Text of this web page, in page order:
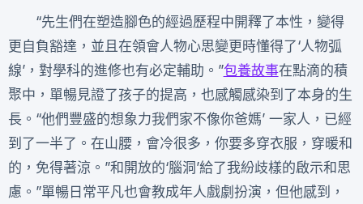
“先生們在塑造腳色的經過歷程中開釋了本性，變得
更自負豁達，並且在領會人物心思變更時懂得了‘人物弧
線’，對學科的進修也有必定輔助。”包養故事在點滴的積
聚中，單暢見證了孩子的提高，也感觸感染到了本身的生
長。“他們豐盛的想象力我們家不像你爸媽’ 一家人，已經
到了一半了。在山腰，會冷很多，你要多穿衣服，穿暖和
的，免得著涼。”和開放的‘腦洞’給了我紛歧樣的啟示和思
慮。”單暢日常平凡也會教成年人戲劇扮演，但他感到，